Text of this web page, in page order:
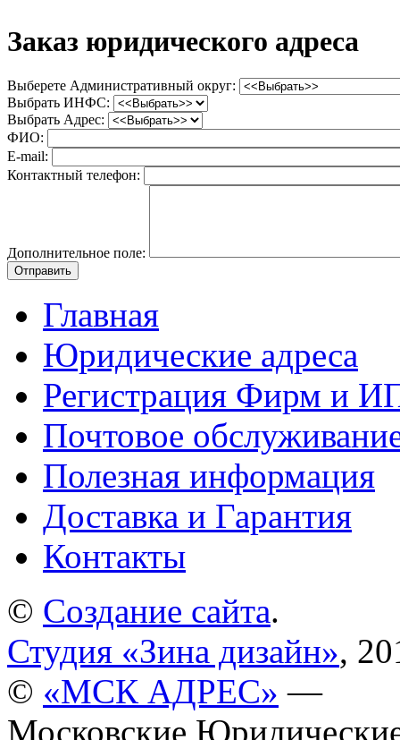
Заказ юридического адреса
Выберете Административный округ:
Выбрать ИНФС:
Выбрать Адрес:
ФИО:
E-mail:
Контактный телефон:
Дополнительное поле:
Главная
Юридические адреса
Регистрация Фирм и
Почтовое
Полезная информация
Доставка и Гарантия
Контакты
© Создание сайта.
Студия «Зина дизайн»,
© «МСК АДРЕС» —
Московские